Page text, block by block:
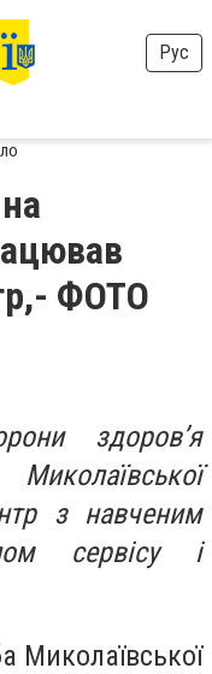
Рус
ФОТО
здоровʼя
з навченим
сервісу і
Миколаївської